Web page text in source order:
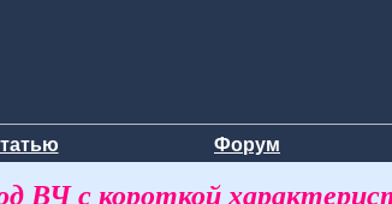
Форум
ВЧ с короткой